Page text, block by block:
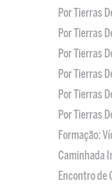
Por Tierras
Por Tierras
Por Tierras
Por Tierras
Por Tierras
Por Tierras
Formação:
Caminhada
Encontro de